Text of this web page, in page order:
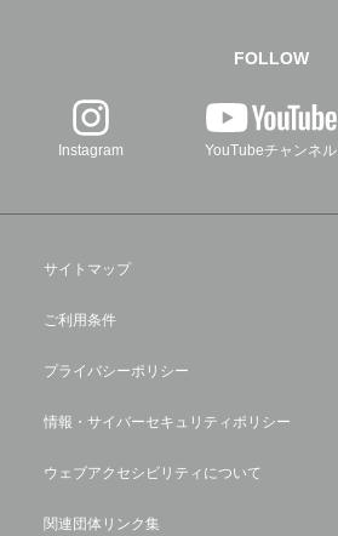
FOLLOW
Instagram YouTubeチャンネル
サイトマップ
ご利用条件
プライバシーポリシー
情報・サイバーセキュリティポリシー
ウェブアクセシビリティについて
関連団体リンク集